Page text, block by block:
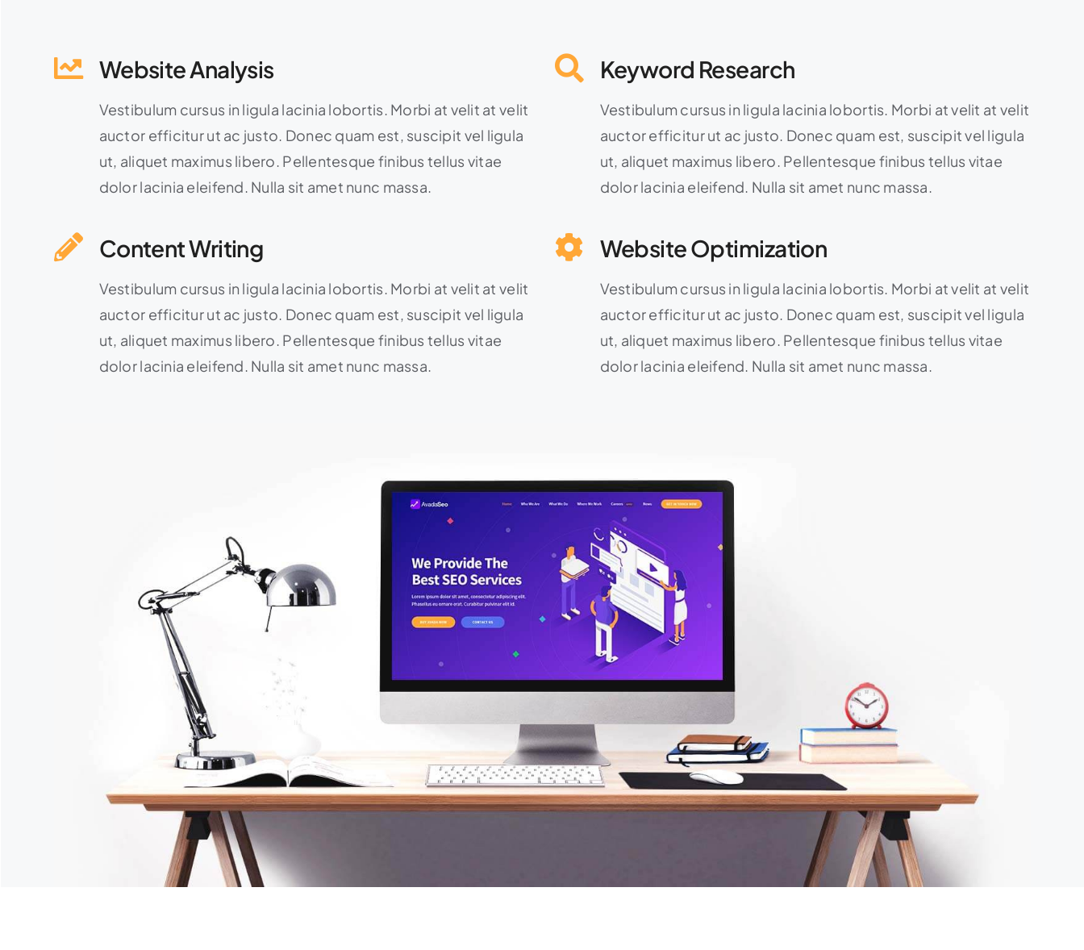
Website Analysis
Vestibulum cursus in ligula lacinia lobortis. Morbi at velit at velit
auctor efficitur ut ac justo. Donec quam est, suscipit vel ligula
ut, aliquet maximus libero. Pellentesque finibus tellus vitae
dolor lacinia eleifend. Nulla sit amet nunc massa.
Keyword Research
Vestibulum cursus in ligula lacinia lobortis. Morbi at velit at velit
auctor efficitur ut ac justo. Donec quam est, suscipit vel ligula
ut, aliquet maximus libero. Pellentesque finibus tellus vitae
dolor lacinia eleifend. Nulla sit amet nunc massa.
Content Writing
Vestibulum cursus in ligula lacinia lobortis. Morbi at velit at velit
auctor efficitur ut ac justo. Donec quam est, suscipit vel ligula
ut, aliquet maximus libero. Pellentesque finibus tellus vitae
dolor lacinia eleifend. Nulla sit amet nunc massa.
Website Optimization
Vestibulum cursus in ligula lacinia lobortis. Morbi at velit at velit
auctor efficitur ut ac justo. Donec quam est, suscipit vel ligula
ut, aliquet maximus libero. Pellentesque finibus tellus vitae
dolor lacinia eleifend. Nulla sit amet nunc massa.